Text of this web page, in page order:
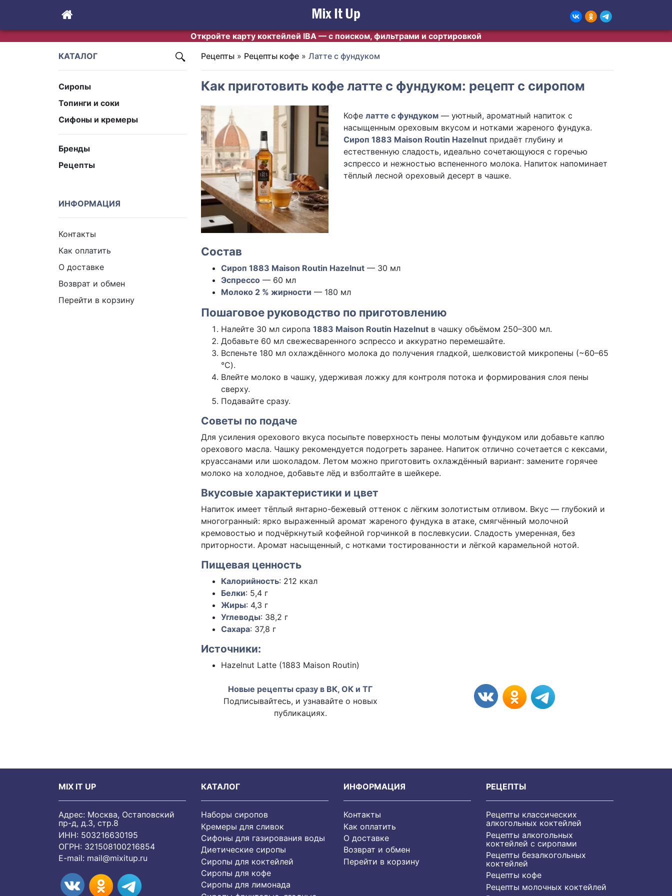
Откройте карту коктейлей IBA — с поиском, фильтрами и сортировкой
КАТАЛОГ
Сиропы
Топинги и соки
Сифоны и кремеры
Бренды
Рецепты
ИНФОРМАЦИЯ
Контакты
Как оплатить
О доставке
Возврат и обмен
Перейти в корзину
Рецепты » Рецепты кофе » Латте с фундуком
Как приготовить кофе латте с фундуком: рецепт с сиропом
Кофе латте с фундуком— уютный, ароматный напиток с
насыщенным ореховым вкусом и нотками жареного фундука.
Сироп 1883 Maison Routin Hazelnutпридаёт глубину и
естественную сладость, идеально сочетающуюся с горечью
эспрессо и нежностью вспененного молока. Напиток напоминает
тёплый лесной ореховый десерт в чашке.
Состав
Сироп 1883 Maison Routin Hazelnut — 30 мл
Эспрессо — 60 мл
Молоко 2 % жирности — 180 мл
Пошаговое руководство по приготовлению
Налейте 30 мл сиропа 1883 Maison Routin Hazelnut в чашку объёмом 250–300 мл.
Добавьте 60 мл свежесваренного эспрессо и аккуратно перемешайте.
Вспеньте 180 мл охлаждённого молока до получения гладкой, шелковистой микропены (~60–65
°C).
Влейте молоко в чашку, удерживая ложку для контроля потока и формирования слоя пены
сверху.
Подавайте сразу.
Советы по подаче
Для усиления орехового вкуса посыпьте поверхность пены молотым фундуком или добавьте каплю
орехового масла. Чашку рекомендуется подогреть заранее. Напиток отлично сочетается с кексами,
круассанами или шоколадом. Летом можно приготовить охлаждённый вариант: замените горячее
молоко на холодное, добавьте лёд и взболтайте в шейкере.
Вкусовые характеристики и цвет
Напиток имеет тёплый янтарно-бежевый оттенок с лёгким золотистым отливом. Вкус — глубокий и
многогранный: ярко выраженный аромат жареного фундука в атаке, смягчённый молочной
кремовостью и подчёркнутый кофейной горчинкой в послевкусии. Сладость умеренная, без
приторности. Аромат насыщенный, с нотками тостированности и лёгкой карамельной нотой.
Пищевая ценность
Калорийность: 212 ккал
Белки: 5,4 г
Жиры: 4,3 г
Углеводы: 38,2 г
Сахара: 37,8 г
Источники:
Hazelnut Latte (1883 Maison Routin)
Новые рецепты сразу в ВК, ОК и ТГ
Подписывайтесь, и узнавайте о новых
публикациях.
MIX IT UP
Адрес: Москва, Остаповский
пр-д, д.3, стр.8
ИНН: 503216630195
ОГРН: 321508100216854
E-mail: mail@mixitup.ru
КАТАЛОГ
Наборы сиропов
Кремеры для сливок
Сифоны для газирования воды
Диетические сиропы
Сиропы для коктейлей
Сиропы для кофе
Сиропы для лимонада
ИНФОРМАЦИЯ
Контакты
Как оплатить
О доставке
Возврат и обмен
Перейти в корзину
РЕЦЕПТЫ
Рецепты классических
алкогольных коктейлей
Рецепты алкогольных
коктейлей с сиропами
Рецепты безалкогольных
коктейлей
Рецепты кофе
Рецепты молочных коктейлей